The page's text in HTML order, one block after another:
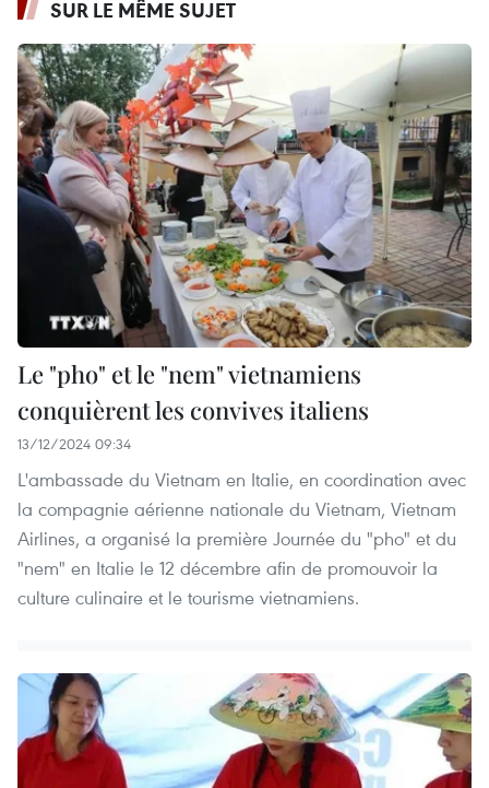
SUR LE MÊME SUJET
Le "pho" et le "nem" vietnamiens
conquièrent les convives italiens
13/12/2024 09:34
L'ambassade du Vietnam en Italie, en coordination avec
la compagnie aérienne nationale du Vietnam, Vietnam
Airlines, a organisé la première Journée du "pho" et du
"nem" en Italie le 12 décembre afin de promouvoir la
culture culinaire et le tourisme vietnamiens.